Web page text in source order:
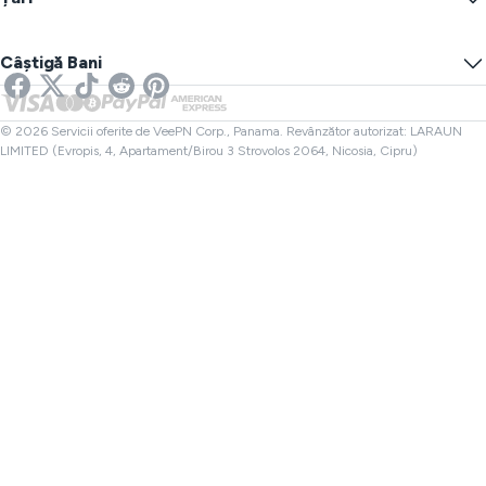
VPN pentru Streaming
VPN Netflix
SMS Online
Verificator de Linkuri
Verificator de fișiere
VPN UK
VPN Canada
VPN Turcia
Câștigă Bani
Afiliere
© 2026 Servicii oferite de VeePN Corp., Panama. Revânzător autorizat: LARAUN
LIMITED (Evropis, 4, Apartament/Birou 3 Strovolos 2064, Nicosia, Cipru)